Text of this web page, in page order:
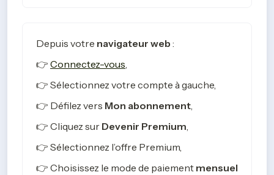
Depuis votre navigateur web :
👉 Connectez-vous,
👉 Sélectionnez votre compte à gauche,
👉 Défilez vers Mon abonnement,
👉 Cliquez sur Devenir Premium,
👉 Sélectionnez l’offre Premium,
👉 Choisissez le mode de paiement mensuel